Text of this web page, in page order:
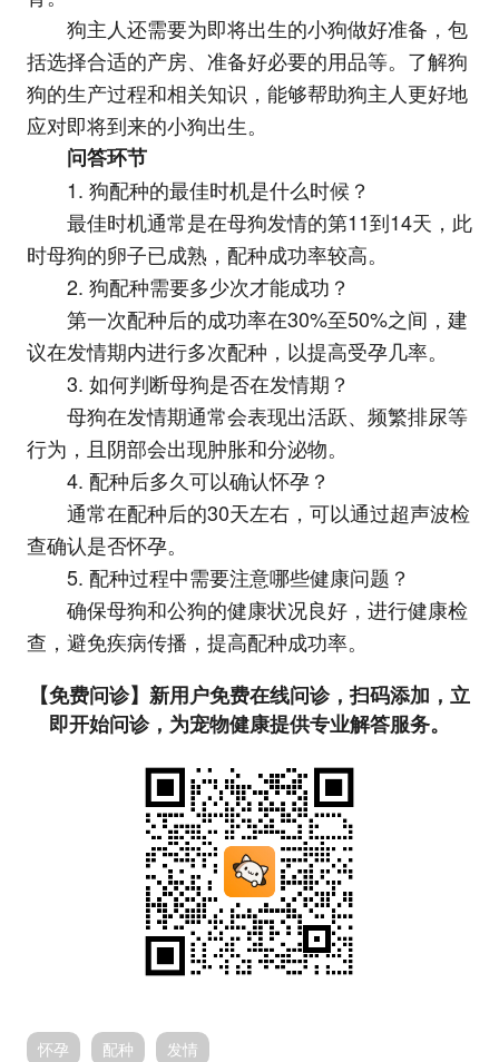
狗主人还需要为即将出生的小狗做好准备，包
括选择合适的产房、准备好必要的用品等。了解狗
狗的生产过程和相关知识，能够帮助狗主人更好地
应对即将到来的小狗出生。
问答环节
1. 狗配种的最佳时机是什么时候？
最佳时机通常是在母狗发情的第11到14天，此
时母狗的卵子已成熟，配种成功率较高。
2. 狗配种需要多少次才能成功？
第一次配种后的成功率在30%至50%之间，建
议在发情期内进行多次配种，以提高受孕几率。
3. 如何判断母狗是否在发情期？
母狗在发情期通常会表现出活跃、频繁排尿等
行为，且阴部会出现肿胀和分泌物。
4. 配种后多久可以确认怀孕？
通常在配种后的30天左右，可以通过超声波检
查确认是否怀孕。
5. 配种过程中需要注意哪些健康问题？
确保母狗和公狗的健康状况良好，进行健康检
查，避免疾病传播，提高配种成功率。
【免费问诊】新用户免费在线问诊，扫码添加，立
即开始问诊，为宠物健康提供专业解答服务。
怀孕 配种 发情